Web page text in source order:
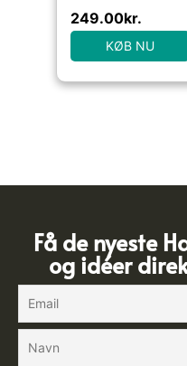
249.00kr.
KØB NU
Få de nyeste
og idéer